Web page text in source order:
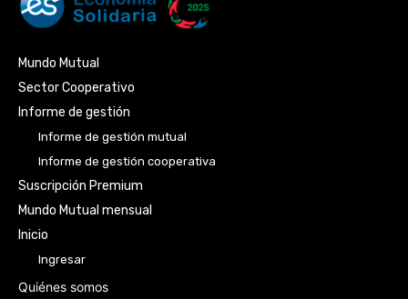
Mundo Mutual
Sector Cooperativo
Informe de gestión
Informe de gestión mutual
Informe de gestión cooperativa
Suscripción Premium
Mundo Mutual mensual
Inicio
Ingresar
Quiénes somos